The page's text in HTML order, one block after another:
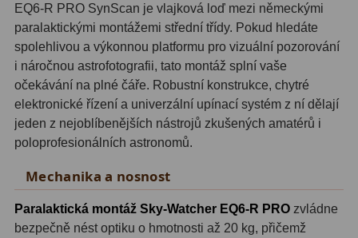
AstroFoto284
Planetární kamery20
Deep-Sky kamery
Guiding kamery14
Adaptéry T239
EQ6-R PRO SynScan je vlajková loď mezi německými
paralaktickými montážemi střední třídy. Pokud hledáte
spolehlivou a výkonnou platformu pro vizuální pozorování
i náročnou astrofotografii, tato montáž splní vaše
očekávání na plné čáře. Robustní konstrukce, chytré
elektronické řízení a univerzální upínací systém z ní dělají
jeden z nejoblíbenějších nástrojů zkušených amatérů i
poloprofesionálních astronomů.
Mechanika a nosnost
Paralaktická montáž Sky-Watcher EQ6-R PRO zvládne
bezpečně nést optiku o hmotnosti až 20 kg, přičemž